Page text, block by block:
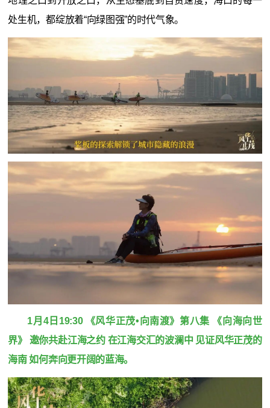
处生机，都绽放着“向绿图强”的时代气象。
1月4日19:30 《风华正茂•向南渡》第八集 《向海向世
界》 邀你共赴江海之约 在江海交汇的波澜中 见证风华正茂的
海南 如何奔向更开阔的蓝海。